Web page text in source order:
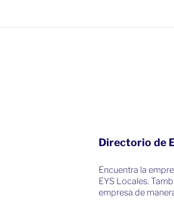
Directorio de
Encuentra la
EYS Locales.
empresa de